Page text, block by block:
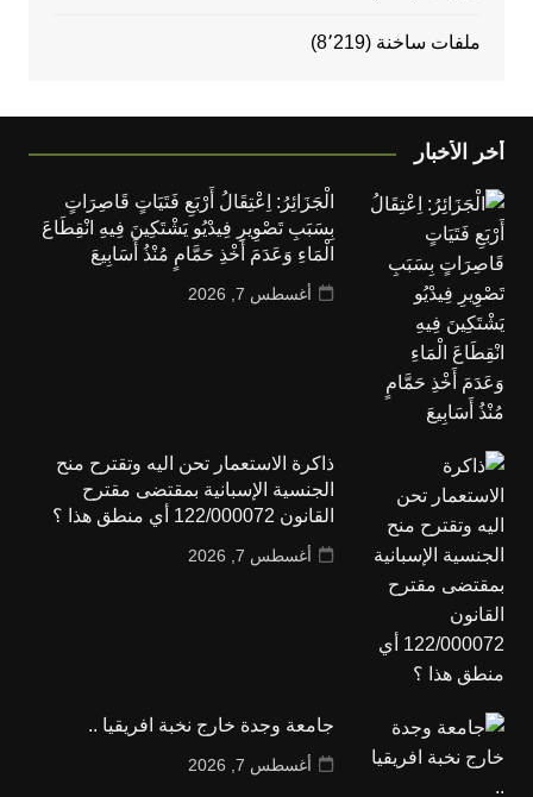
ملفات ساخنة (8٬219)
أخر الأخبار
الْجَزَائِرُ: اِعْتِقَالُ أَرْبَعِ فَتَيَاتٍ قَاصِرَاتٍ
بِسَبَبِ تَصْوِيرِ فِيدْيُو يَشْتَكِينَ فِيهِ انْقِطَاعَ
الْمَاءِ وَعَدَمَ أَخْذِ حَمَّامٍ مُنْذُ أَسَابِيعَ
أغسطس 7, 2026
ذاكرة الاستعمار تحن اليه وتقترح منح
الجنسية الإسبانية بمقتضى مقترح
القانون 122/000072 أي منطق هذا ؟
أغسطس 7, 2026
جامعة وجدة خارج نخبة افريقيا ..
أغسطس 7, 2026